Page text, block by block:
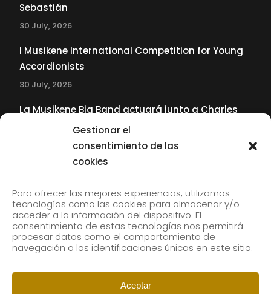
Gestionar el
consentimiento de las
cookies
Para ofrecer las mejores experiencias, utilizamos
tecnologías como las cookies para almacenar y/o
acceder a la información del dispositivo. El
consentimiento de estas tecnologías nos permitirá
procesar datos como el comportamiento de
navegación o las identificaciones únicas en este sitio.
Aceptar
Sebastián
30 July, 2026
I Musikene International Competition for Young
Accordionists
30 July, 2026
La Musikene Big Band actuará junto a Charles
Tolliver en el 61 Jazzaldia
Subscribe to our newsletter to receive our news by
email.